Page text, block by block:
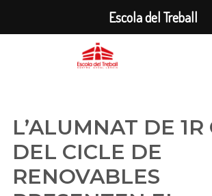
L’ALUMNAT DE 1R
DEL CICLE DE
RENOVABLES
Escola del Treball